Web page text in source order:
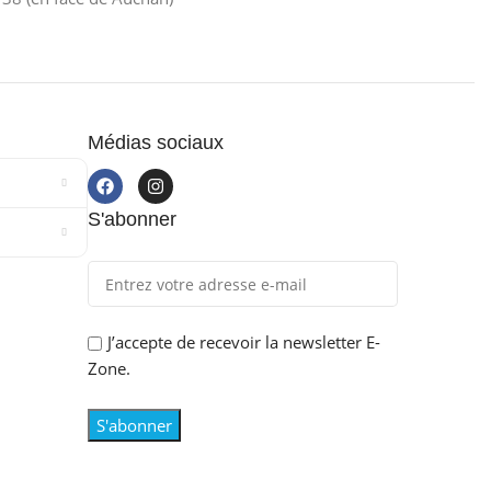
Médias sociaux
S'abonner
J’accepte de recevoir la newsletter E-
Zone.